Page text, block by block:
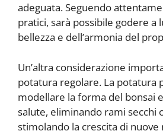
adeguata. Seguendo
pratici, sarà possibile godere a
bellezza e dell’armonia del
Un’altra considerazione
potatura regolare. La potatura
modellare la forma del bonsai
salute, eliminando rami secchi
stimolando la crescita di nuove